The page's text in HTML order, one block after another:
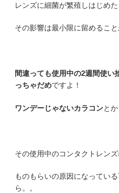
レンズに細菌が繁殖しはじめ
その影響は最小限に留めること
間違っても使用中の2週間使い
っちゃだめですよ！
ワンデーじゃないカラコンとか
その使用中のコンタクトレンズ
ものもらいの原因になってい
ら。。